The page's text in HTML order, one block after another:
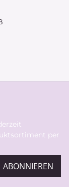
per
ABONNIEREN